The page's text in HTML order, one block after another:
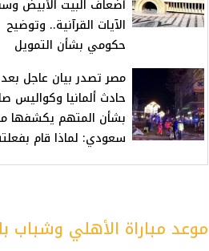
أضعاف البيت الأبيض
الآيات القرآنية.. وتوضيح
حكومي بشأن التمويل
مصر تصدر بيان عاجل بعد
حادث ألمانيا وكواليس
بشأن المتهم يكشفها
سعودي: لماذا قام
موعد مباراة الأهلي وشباب